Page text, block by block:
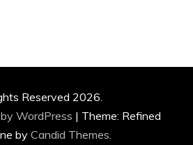
Reserved 2026.
WordPress | Theme: Refined
by Candid Themes